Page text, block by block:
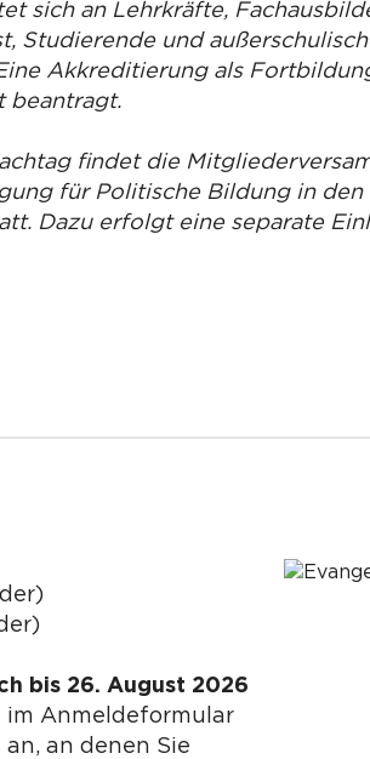
sich an Lehrkräfte,
­Studierende und
Akkreditierung als
beantragt.
findet die
für Politische Bildung in
Dazu erfolgt eine separate
bis 26. August 2026
Anmeldeformular
an denen Sie